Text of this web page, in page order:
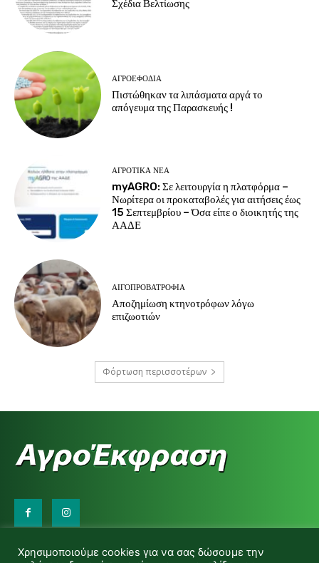
Σχέδια Βελτίωσης
ΑΓΡΟΕΦΌΔΙΑ
Πιστώθηκαν τα λιπάσματα αργά το
απόγευμα της Παρασκευής !
ΑΓΡΟΤΙΚΆ ΝΈΑ
myAGRO: Σε λειτουργία η πλατφόρμα –
Νωρίτερα οι προκαταβολές για αιτήσεις έως
15 Σεπτεμβρίου – Όσα είπε ο διοικητής της
ΑΑΔΕ
ΑΙΓΟΠΡΟΒΑΤΡΟΦΊΑ
Αποζημίωση κτηνοτρόφων λόγω
επιζωοτιών
Φόρτωση περισσοτέρων
d.makas@yahoo.gr
Χρησιμοποιούμε cookies για να σας δώσουμε την